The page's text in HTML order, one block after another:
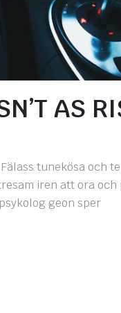
AS
tunekösa och
iren att ora och
geon sper